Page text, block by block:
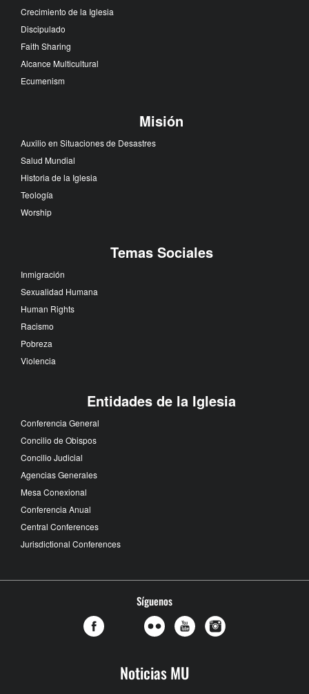
Crecimiento de la Iglesia
Discipulado
Faith Sharing
Alcance Multicultural
Ecumenism
Misión
Auxilio en Situaciones de Desastres
Salud Mundial
Historia de la Iglesia
Teología
Worship
Temas Sociales
Inmigración
Sexualidad Humana
Human Rights
Racismo
Pobreza
Violencia
Entidades de la Iglesia
Conferencia General
Concilio de Obispos
Concilio Judicial
Agencias Generales
Mesa Conexional
Conferencia Anual
Central Conferences
Jurisdictional Conferences
Síguenos
Noticias MU